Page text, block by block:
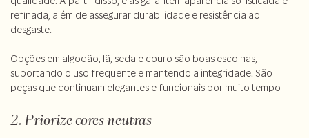
refinada, além de assegurar durabilidade e resistência ao
desgaste.
Opções em algodão, lã, seda e couro são boas escolhas,
suportando o uso frequente e mantendo a integridade. São
peças que continuam elegantes e funcionais por muito tempo
2. Priorize cores neutras